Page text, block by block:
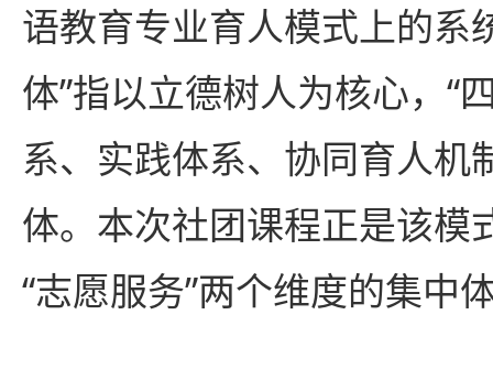
语教育专业育人模式上的系
体”指以立德树人为核心，“
系、实践体系、协同育人机
体。本次社团课程正是该模
“志愿服务”两个维度的集中